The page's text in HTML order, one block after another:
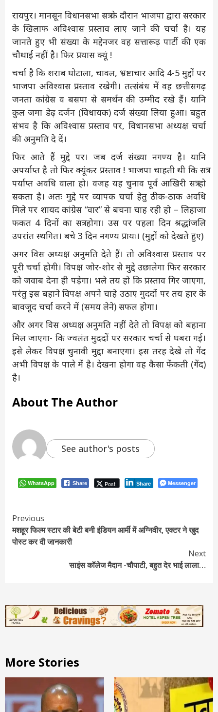
रायपुर। मानसून विधानसभा सत्र के दौरान भाजपा द्वारा सरकार
के खिलाफ अविश्वास प्रस्ताव लाए जाने की चर्चा है। यह
जानते हुए भी संख्या के मद्देनजर वह सत्तारूढ़ पार्टी की एक
चौथाई नहीं है। फिर प्रयास क्यूं !
चर्चा है कि शराब घोटाला, चावल, भ्रष्टाचार आदि 4-5 मुद्दों पर
भाजपा अविश्वास प्रस्ताव रखेगी। तत्संबंध में वह छत्तीसगढ़
जनता कांग्रेस व बसपा से समर्थन की उम्मीद रखे हैं। यानि
कुल जमा डेढ़ दर्जन (विधायक) दर्ज संख्या लिया हुआ। बहुत
संभव है कि अविश्वास प्रस्ताव पर, विधानसभा अध्यक्ष चर्चा
की अनुमति दे दें।
फिर आते हैं मुद्दे पर। जब दर्ज संख्या नगण्य है। यानि
अपर्याप्त है तो फिर क्यूंकर प्रस्ताव ! भाजपा चाहती थी कि सत्र
पर्याप्त अवधि वाला हो। वजह यह चुनाव पूर्व आखिरी सत्र हो
सकता है। अतः मुद्दे पर व्यापक चर्चा हेतु ठीक-ठाक अवधि
मिले पर शायद कांग्रेस “वार” से बचना चाह रही हो – लिहाजा
फकत 4 दिनों का सत्र होगा। उस पर पहला दिन श्रद्धांजलि
उपरांत स्थगित। बचे 3 दिन नगण्य प्रायः। (मुद्दों को देखते हुए)
अगर विस अध्यक्ष अनुमति देते हैं। तो अविश्वास प्रस्ताव पर
पूरी चर्चा होगी। विपक्ष जोर-शोर से मुद्दे उछालेगा फिर सरकार
को जवाब देना ही पड़ेगा। भले तय हो कि प्रस्ताव गिर जाएगा,
परंतु इस बहाने विपक्ष अपने चाहे उठाए मुददों पर तय हार के
बावजूद चर्चा करने में (समय लेने) सफल होगा।
और अगर विस अध्यक्ष अनुमति नहीं देते तो विपक्ष को बहाना
मिल जाएगा- कि ज्वलंत मुददों पर सरकार चर्चा से घबरा गई।
इसे लेकर विपक्ष चुनावी मुद्दा बनाएगा। इस तरह देखे तो गेंद
अभी विपक्ष के पाले में है। देखना होगा वह कैसा फेंकती (गेंद)
है।
About The Author
See author's posts
WhatsApp Share Post Share Messenger
Continue
Reading
Previous
मशहूर फिल्म स्टार की बेटी बनी इंडियन आर्मी में अग्निवीर, एक्टर ने खुद
पोस्ट कर दी जानकारी
Next
साइंस कॉलेज मैदान -चौपाटी, बहुत देर भाई लाला…
More Stories